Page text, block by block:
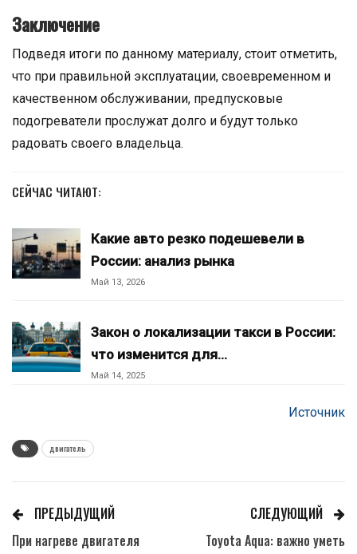
Заключение
Подведя итоги по данному материалу, стоит отметить,
что при правильной эксплуатации, своевременном и
качественном обслуживании, предпусковые
подогреватели прослужат долго и будут только
радовать своего владельца.
СЕЙЧАС ЧИТАЮТ:
Какие авто резко подешевели в
России: анализ рынка
Май 13, 2026
Закон о локализации такси в России:
что изменится для…
Май 14, 2025
Источник
двигатель
ПРЕДЫДУЩИЙ
При нагреве двигателя
СЛЕДУЮЩИЙ
Toyota Aqua: важно уметь